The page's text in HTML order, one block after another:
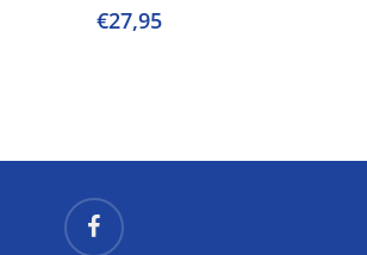
€27,95
facebook